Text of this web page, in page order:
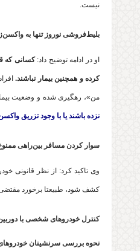
نیست.
بلیط‌فروشی نوروز تنها به
او در ادامه توضیح داد:کسانی که
کرده و همچنین بیمار نباشند.
من»، رهگیری شده و وضعیت
نزده باشند یا با وجود تزریق
سوار کردن مسافر بین‌راهی
وی تاکید کرد: از نظر قانونی
کشف شود، طبیعتا برخورد
کنترل خودروهای شخصی با
نحوه بررسی سرنشینان